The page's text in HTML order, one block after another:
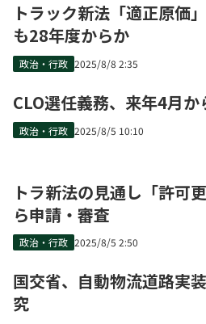
トラック新法「適正原価
も28年度からか
政治・行政 2025/8/8 2:35
CLO選任義務、来年4月か
政治・行政 2025/8/5 10:10
トラ新法の見通し「許可
ら申請・審査
政治・行政 2025/8/5 2:50
国交省、自動物流道路実
究